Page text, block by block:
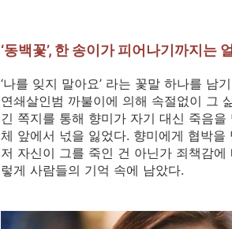
‘동백꽃’, 한 송이가 피어나기까지는
‘나를 잊지 말아요’ 라는 꽃말 하나를
연쇄살인범 까불이에 의해 속절없이 그
긴 쪽지를 통해 향미가 자기 대신 죽음
체 앞에서 넋을 잃었다. 향미에게 협박
저 자신이 그를 죽인 건 아닌가 죄책감
렇게 사람들의 기억 속에 남았다.